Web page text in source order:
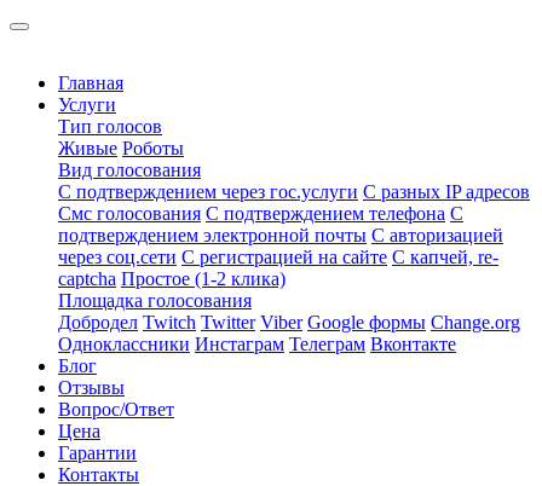
Главная
Услуги
Тип голосов
Живые Роботы
Вид голосования
С подтверждением через гос.услуги С разных IP адресов
Смс голосования С подтверждением телефона С
подтверждением электронной почты С авторизацией
через соц.сети С регистрацией на сайте С капчей, re-
captcha Простое (1-2 клика)
Площадка голосования
Добродел Twitch Twitter Viber Google формы Change.org
Одноклассники Инстаграм Телеграм Вконтакте
Блог
Отзывы
Вопрос/Ответ
Цена
Гарантии
Контакты